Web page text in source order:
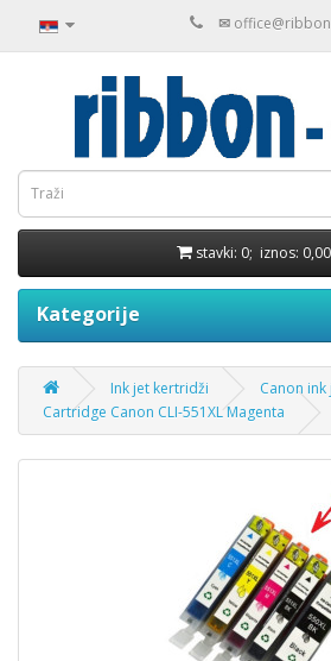
✉
stavki: 0; iznos:
Kategorije
Ink jet kertridži
Canon
Cartridge Canon CLI-551XL Magenta